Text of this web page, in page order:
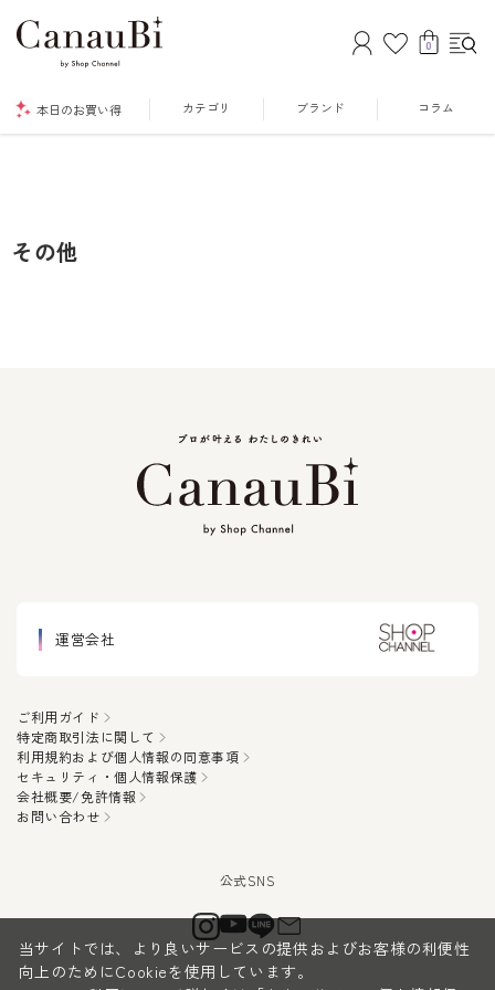
0
本日のお買い得 カテゴリ ブランド コラム
その他
運営会社
ご利用ガイド
特定商取引法に関して
利用規約および個人情報の同意事項
セキュリティ・個人情報保護
会社概要/免許情報
お問い合わせ
当サイトでは、より良いサービスの提供およびお客様の利便性
向上のためにCookieを使用しています。